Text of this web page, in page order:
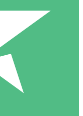
Geen maandelijkse